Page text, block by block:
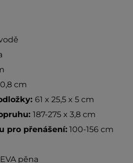
cm
61 x 25,5 x 5 cm
187-275 x 3,8 cm
pro přenášení:100-156 cm
pěna